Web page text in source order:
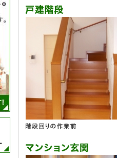
住まいのコーディネーター